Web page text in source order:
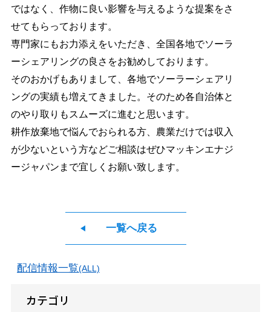
ではなく、作物に良い影響を与えるような提案をさ
せてもらっております。
専門家にもお力添えをいただき、全国各地でソーラ
ーシェアリングの良さをお勧めしております。
そのおかげもありまして、各地でソーラーシェアリ
ングの実績も増えてきました。そのため各自治体と
のやり取りもスムーズに進むと思います。
耕作放棄地で悩んでおられる方、農業だけでは収入
が少ないという方などご相談はぜひマッキンエナジ
ージャパンまで宜しくお願い致します。
一覧へ戻る
配信情報一覧(ALL)
カテゴリ